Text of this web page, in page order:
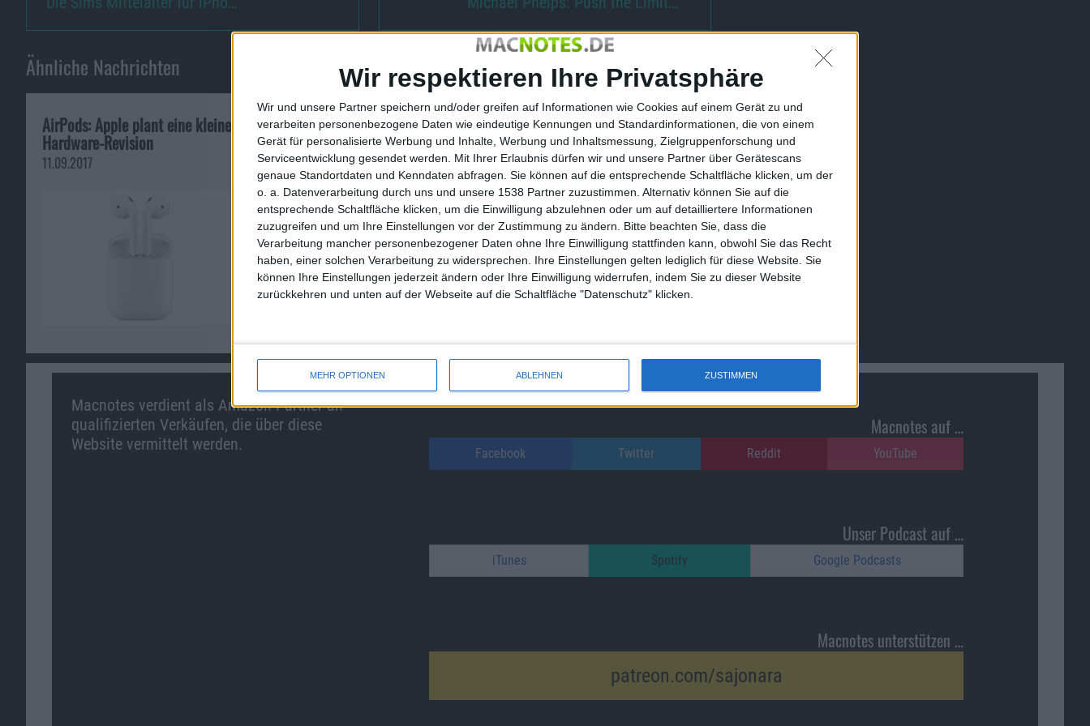
Wir respektieren Ihre Privatsphäre
Wir und unsere Partner speichern und/oder greifen auf Informationen wie Cookies auf einem Gerät zu und
verarbeiten personenbezogene Daten wie eindeutige Kennungen und Standardinformationen, die von einem
Gerät für personalisierte Werbung und Inhalte, Werbung und Inhaltsmessung, Zielgruppenforschung und
Serviceentwicklung gesendet werden.
Mit Ihrer Erlaubnis dürfen wir und unsere Partner über Gerätescans
genaue Standortdaten und Kenndaten abfragen. Sie können auf die entsprechende Schaltfläche klicken, um der
o. a. Datenverarbeitung durch uns und unsere 1538 Partner zuzustimmen. Alternativ können Sie auf die
entsprechende Schaltfläche klicken, um die Einwilligung abzulehnen oder um auf detailliertere Informationen
zuzugreifen und um Ihre Einstellungen vor der Zustimmung zu ändern.
Bitte beachten Sie, dass die
Verarbeitung mancher personenbezogener Daten ohne Ihre Einwilligung stattfinden kann, obwohl Sie das Recht
haben, einer solchen Verarbeitung zu widersprechen. Ihre Einstellungen gelten lediglich für diese Website. Sie
können Ihre Einstellungen jederzeit ändern oder Ihre Einwilligung widerrufen, indem Sie zu dieser Website
zurückkehren und unten auf der Webseite auf die Schaltfläche "Datenschutz" klicken.
MEHR OPTIONEN ABLEHNEN ZUSTIMMEN
Ähnliche Nachrichten
AirPods: Apple plant eine kleine
Hardware-Revision
11.09.2017
Apple mit Initiative zur CO2-
Verringerung in China
22.10.2015
Facebook schnappt Apple AR-
Firma Plessey weg
31.03.2020
Macnotes verdient als Amazon-Partner an
qualifizierten Verkäufen, die über diese
Website vermittelt werden.
Macnotes auf …
Facebook Twitter Reddit YouTube
Unser Podcast auf …
iTunes Spotify Google Podcasts
Macnotes unterstützen …
patreon.com/sajonara